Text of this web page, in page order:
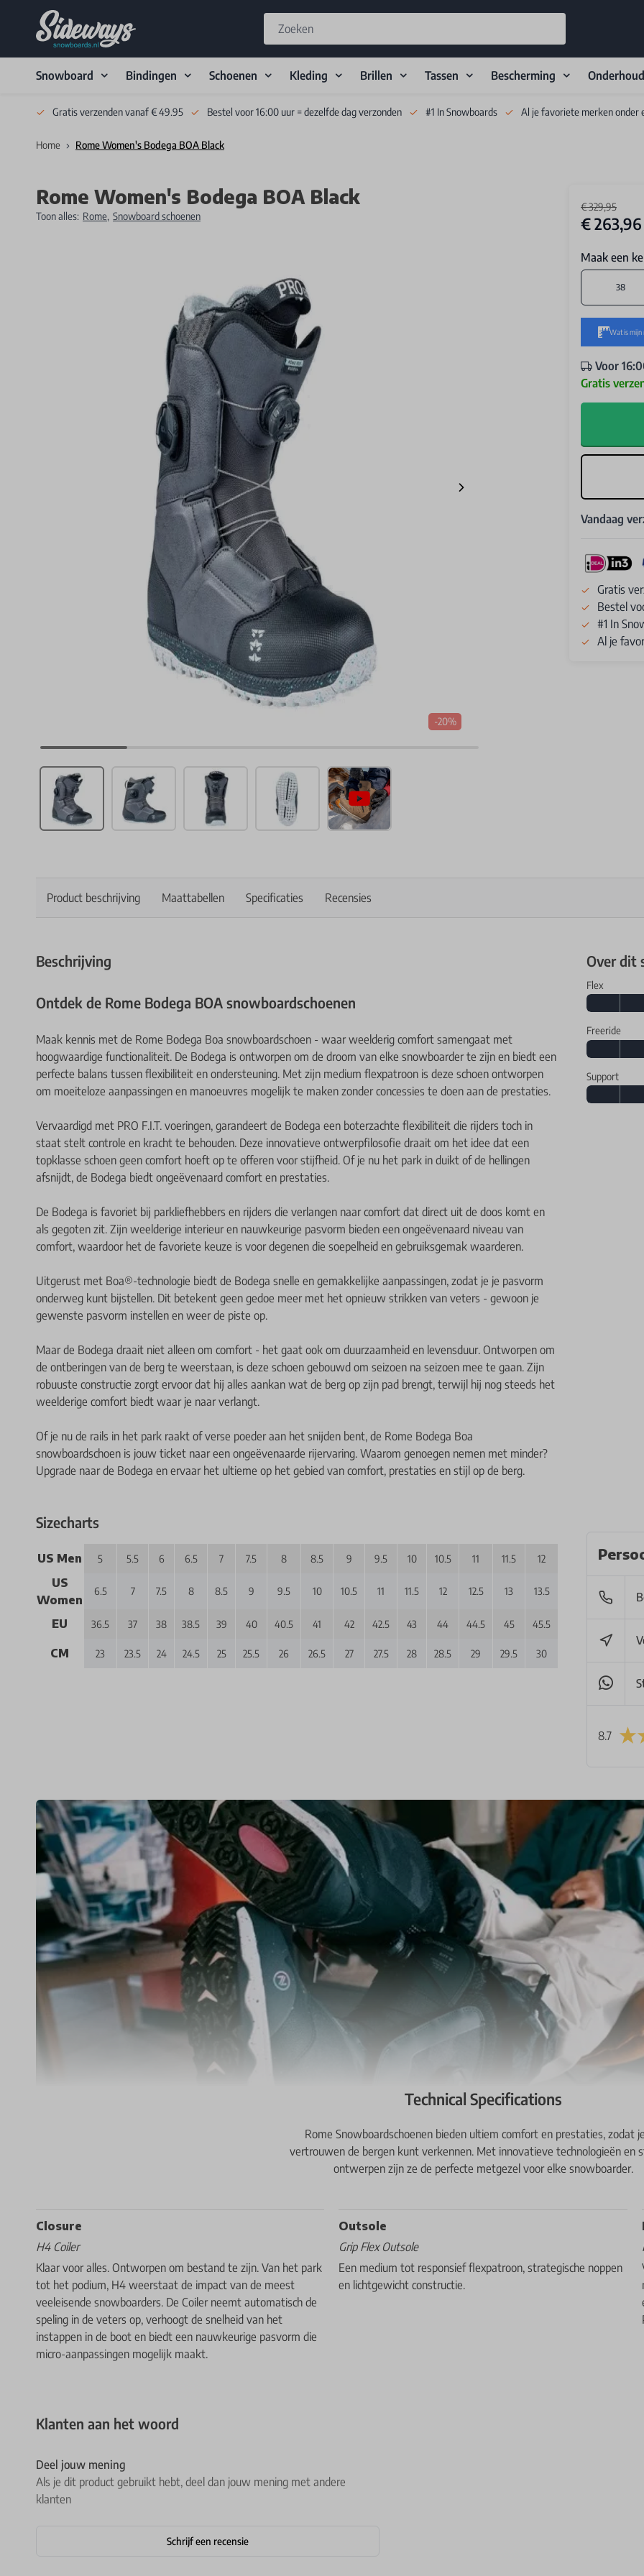
Snowboard Bindingen Schoenen Kleding Brillen Tassen Bescherming Onderhoud
Gratis verzenden vanaf € 49.95 Bestel voor 16:00 uur = dezelfde dag verzonden #1 In Snowboards Al je favoriete merken onder
Home Rome Women's Bodega BOA Black
Rome Women's Bodega BOA Black
Toon alles: Rome, Snowboard schoenen
-20%
€ 329,95
€ 263,96
Maak een
38
Voor
Gratis
Vandaag
Gratis
Bestel
#1 In
Al je
Product beschrijving Maattabellen Specificaties Recensies
Beschrijving
Ontdek de Rome Bodega BOA snowboardschoenen
Maak kennis met de Rome Bodega Boa snowboardschoen - waar weelderig comfort samengaat met
hoogwaardige functionaliteit. De Bodega is ontworpen om de droom van elke snowboarder te zijn en biedt een
perfecte balans tussen flexibiliteit en ondersteuning. Met zijn medium flexpatroon is deze schoen ontworpen
om moeiteloze aanpassingen en manoeuvres mogelijk te maken zonder concessies te doen aan de prestaties.
Vervaardigd met PRO F.I.T. voeringen, garandeert de Bodega een boterzachte flexibiliteit die rijders toch in
staat stelt controle en kracht te behouden. Deze innovatieve ontwerpfilosofie draait om het idee dat een
topklasse schoen geen comfort hoeft op te offeren voor stijfheid. Of je nu het park in duikt of de hellingen
afsnijdt, de Bodega biedt ongeëvenaard comfort en prestaties.
De Bodega is favoriet bij parkliefhebbers en rijders die verlangen naar comfort dat direct uit de doos komt en
als gegoten zit. Zijn weelderige interieur en nauwkeurige pasvorm bieden een ongeëvenaard niveau van
comfort, waardoor het de favoriete keuze is voor degenen die soepelheid en gebruiksgemak waarderen.
Uitgerust met Boa®-technologie biedt de Bodega snelle en gemakkelijke aanpassingen, zodat je je pasvorm
onderweg kunt bijstellen. Dit betekent geen gedoe meer met het opnieuw strikken van veters - gewoon je
gewenste pasvorm instellen en weer de piste op.
Maar de Bodega draait niet alleen om comfort - het gaat ook om duurzaamheid en levensduur. Ontworpen om
de ontberingen van de berg te weerstaan, is deze schoen gebouwd om seizoen na seizoen mee te gaan. Zijn
robuuste constructie zorgt ervoor dat hij alles aankan wat de berg op zijn pad brengt, terwijl hij nog steeds het
weelderige comfort biedt waar je naar verlangt.
Of je nu de rails in het park raakt of verse poeder aan het snijden bent, de Rome Bodega Boa
snowboardschoen is jouw ticket naar een ongeëvenaarde rijervaring. Waarom genoegen nemen met minder?
Upgrade naar de Bodega en ervaar het ultieme op het gebied van comfort, prestaties en stijl op de berg.
Sizecharts
US Men 5 5.5 6 6.5 7 7.5 8 8.5 9 9.5 10 10.5 11 11.5 12 13 14
US
Women
6.5 7 7.5 8 8.5 9 9.5 10 10.5 11 11.5 12 12.5 13 13.5 14.5 15.5
EU 36.5 37 38 38.5 39 40 40.5 41 42 42.5 43 44 44.5 45 45.5
CM 23 23.5 24 24.5 25 25.5 26 26.5 27 27.5 28 28.5 29 29.5 30
Over dit
Flex
Freeride
Support
8.7
Technical Specifications
Rome Snowboardschoenen bieden ultiem comfort en prestaties, zodat
vertrouwen de bergen kunt verkennen. Met innovatieve technologieën en
ontwerpen zijn ze de perfecte metgezel voor elke snowboarder.
Closure
H4 Coiler
Klaar voor alles. Ontworpen om bestand te zijn. Van het park
tot het podium, H4 weerstaat de impact van de meest
veeleisende snowboarders. De Coiler neemt automatisch de
speling in de veters op, verhoogt de snelheid van het
instappen in de boot en biedt een nauwkeurige pasvorm die
micro-aanpassingen mogelijk maakt.
Outsole
Grip Flex Outsole
Een medium tot responsief flexpatroon, strategische noppen
en lichtgewicht constructie.
Klanten aan het woord
Deel jouw mening
Als je dit product gebruikt hebt, deel dan jouw mening met andere
klanten
Schrijf een recensie